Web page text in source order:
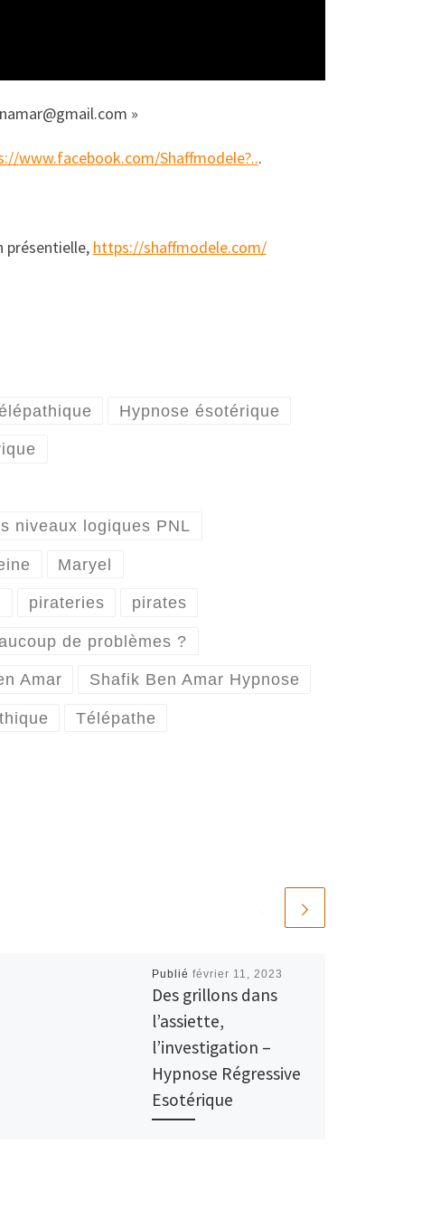
»
www.facebook.com/Shaffmodele?...
présentielle, https://shaffmodele.com/
Hypnose ésotérique
niveaux logiques PNL
Maryel
pirateries pirates
de problèmes ?
Amar Shafik Ben Amar Hypnose
Télépathe
Publié février 11, 2023
Des grillons dans
l’assiette,
l’investigation –
Hypnose Régressive
Esotérique